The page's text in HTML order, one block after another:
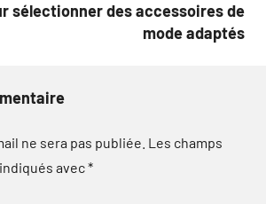
sélectionner des accessoires de
mode adaptés
ne sera pas publiée. Les champs
avec*